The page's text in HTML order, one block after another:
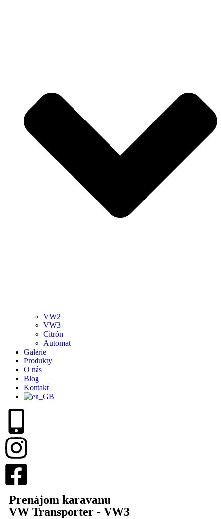
VW2
VW3
Citrón
Automat
Galérie
Produkty
O nás
Blog
Kontakt
Prenájom karavanu
VW Transporter - VW3